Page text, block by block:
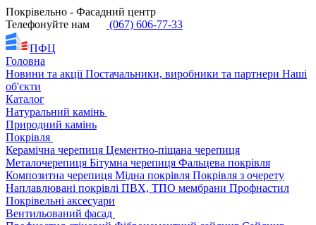
Покрівельно - Фасадний центр
Телефонуйте нам
(067) 606-77-33
ПФЦ
Головна
Новини та акціїПостачальники, виробники та партнери Наші
об'єкти
Каталог
Натуральний камінь
Природний камінь
Покрівля
Керамічна черепиця Цементно-піщана черепиця
Металочерепиця Бітумна черепиця Фальцева покрівля
Композитна черепиця Мідна покрівля Покрівля з очерету
Наплавлювані покрівлі ПВХ, ТПО мембрани Профнастил
Покрівельні аксесуари
Вентильований фасад